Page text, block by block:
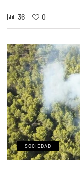
36 0
SOCIEDAD